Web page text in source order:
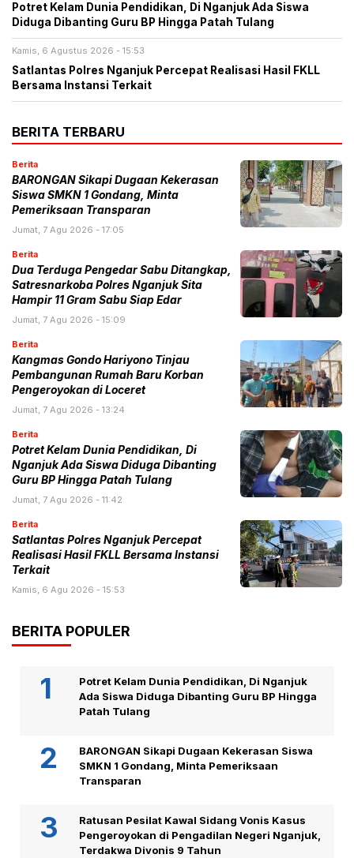
Potret Kelam Dunia Pendidikan, Di Nganjuk Ada Siswa
Diduga Dibanting Guru BP Hingga Patah Tulang
Kamis, 6 Agustus 2026 - 15:53
Satlantas Polres Nganjuk Percepat Realisasi Hasil FKLL
Bersama Instansi Terkait
BERITA TERBARU
Berita
BARONGAN Sikapi Dugaan Kekerasan
Siswa SMKN 1 Gondang, Minta
Pemeriksaan Transparan
Jumat, 7 Agu 2026 - 17:05
Berita
Dua Terduga Pengedar Sabu Ditangkap,
Satresnarkoba Polres Nganjuk Sita
Hampir 11 Gram Sabu Siap Edar
Jumat, 7 Agu 2026 - 15:09
Berita
Kangmas Gondo Hariyono Tinjau
Pembangunan Rumah Baru Korban
Pengeroyokan di Loceret
Jumat, 7 Agu 2026 - 13:24
Berita
Potret Kelam Dunia Pendidikan, Di
Nganjuk Ada Siswa Diduga Dibanting
Guru BP Hingga Patah Tulang
Jumat, 7 Agu 2026 - 11:42
Berita
Satlantas Polres Nganjuk Percepat
Realisasi Hasil FKLL Bersama Instansi
Terkait
Kamis, 6 Agu 2026 - 15:53
BERITA POPULER
Potret Kelam Dunia Pendidikan, Di Nganjuk
Ada Siswa Diduga Dibanting Guru BP Hingga
Patah Tulang
BARONGAN Sikapi Dugaan Kekerasan Siswa
SMKN 1 Gondang, Minta Pemeriksaan
Transparan
Ratusan Pesilat Kawal Sidang Vonis Kasus
Pengeroyokan di Pengadilan Negeri Nganjuk,
Terdakwa Divonis 9 Tahun